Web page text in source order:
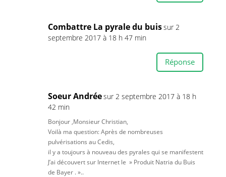
Combattre La pyrale du buissur 2
septembre 2017 à 18 h 47 min
Réponse
Soeur Andréesur 2 septembre 2017 à 18 h
42 min
Bonjour ,Monsieur Christian,
Voilà ma question: Après de nombreuses
pulvérisations au Cedis,
il y a toujours à nouveau des pyrales qui se manifestent
J’ai découvert sur Internet le » Produit Natria du Buis
de Bayer . »..